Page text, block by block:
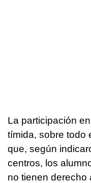
La participación
tímida, sobre todo
que, según
centros, los
no tienen derecho